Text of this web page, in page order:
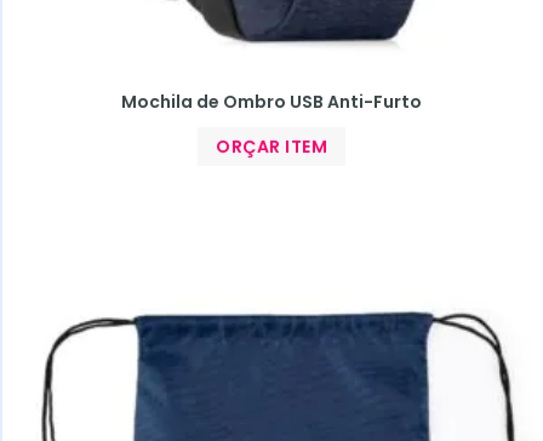
Mochila de Ombro USB Anti-Furto
ORÇAR ITEM